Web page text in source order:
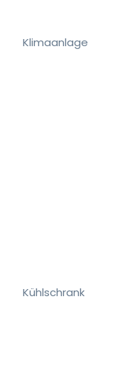
Klimaanlage
Kühlschrank